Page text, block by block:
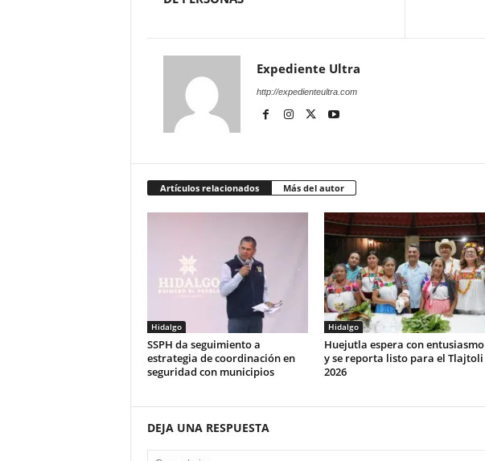
Expediente Ultra
http://expedienteultra.com
Artículos relacionados Más del autor
Hidalgo
SSPH da seguimiento a
estrategia de coordinación en
seguridad con municipios
Hidalgo
Huejutla espera con entusiasmo
y se reporta listo para el Tlajtoli
2026
DEJA UNA RESPUESTA